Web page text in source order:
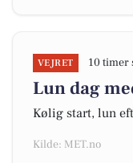
VEJRET 10 timer
Lun dag
Kølig start, lun
Kilde: MET.no